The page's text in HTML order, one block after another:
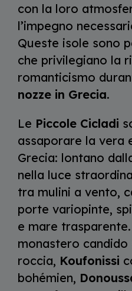
con la loro
l’impegno
Queste isole sono
che privilegiano la
romanticismo
nozze in Grecia.
Le Piccole Cicladi
assaporare la vera
Grecia: lontano
nella luce
tra mulini a vento,
porte variopinte,
e mare trasparente.
monastero
roccia, Koufonissi
bohémien,